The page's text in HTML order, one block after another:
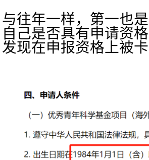
与往年一样，第一也
自己是否具有申请资
发现在申报资格上被